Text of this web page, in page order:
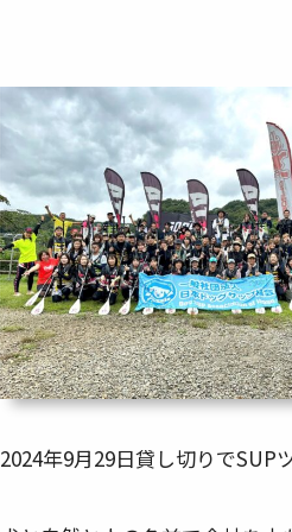
2024年9月29日貸し切りでSUP